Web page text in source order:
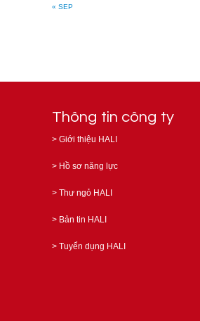
« SEP
Thông tin công ty
> Giới thiệu HALI
> Hồ sơ năng lực
> Thư ngỏ HALI
> Bản tin HALI
> Tuyển dụng HALI